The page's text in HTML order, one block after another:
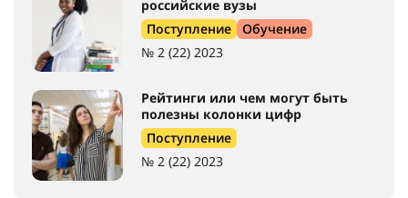
Всероссийская академия внешней торговли
Поступление
№ 2 (22) 2023
Дальневосточный государственный университет
путей сообщения
Поступление
№ 2 (22) 2023